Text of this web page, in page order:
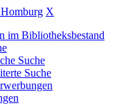
X
im Bibliotheksbestand
Suche
Suche